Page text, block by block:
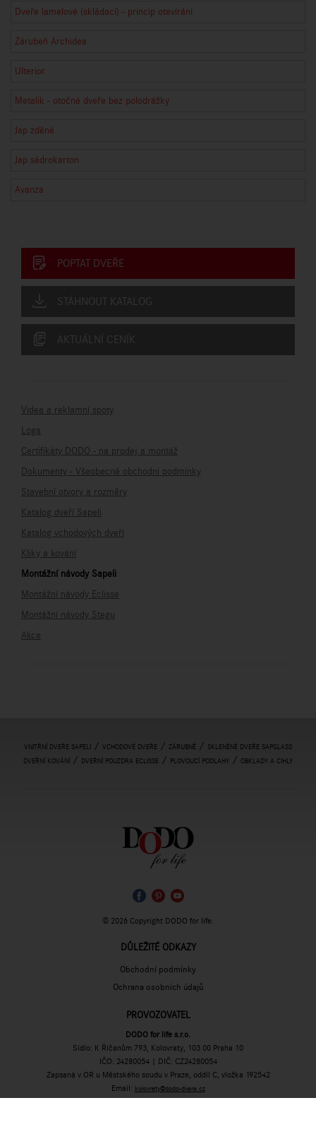
Dveře lamelové (skládací) - princip otevírání
Zárubeň Archidea
Ulterior
Metalik - otočné dveře bez polodrážky
Jap zděné
Jap sádrokarton
Avanza
POPTAT DVEŘE
STÁHNOUT KATALOG
AKTUÁLNÍ CENÍK
Videa a reklamní spoty
Loga
Certifikáty DODO - na prodej a montáž
Dokumenty - Všeobecné obchodní podmínky
Stavební otvory a rozměry
Katalog dveří Sapeli
Katalog vchodových dveří
Kliky a kování
Montážní návody Sapeli
Montážní návody Eclisse
Montážní návody Stegu
Akce
VNITŘNÍ DVEŘE SAPELI / VCHODOVÉ DVEŘE / ZÁRUBNĚ / SKLENĚNÉ DVEŘE SAPGLASS
DVEŘNÍ KOVÁNÍ
/ DVEŘNÍ POUZDRA ECLISSE / PLOVOUCÍ PODLAHY / OBKLADY A CIHLY
© 2026 Copyright DODO for life.
DŮLEŽITÉ ODKAZY
Obchodní podmínky
Ochrana osobních údajů
PROVOZOVATEL
DODO for life s.r.o.
Sídlo: K Říčanům 793, Kolovraty, 103 00 Praha 10
IČO: 24280054 | DIČ: CZ24280054
Zapsaná v OR u Městského soudu v Praze, oddíl C, vložka 192542
Email: kolovraty@dodo-dvere.cz